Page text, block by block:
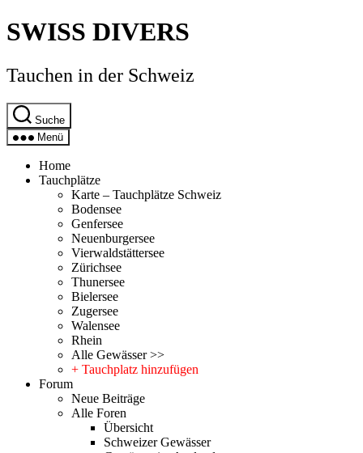
Direkt
zum
wechseln
SWISS DIVERS
Tauchen in der Schweiz
Suche
Menü
Home
Tauchplätze
Karte – Tauchplätze Schweiz
Bodensee
Genfersee
Neuenburgersee
Vierwaldstättersee
Zürichsee
Thunersee
Bielersee
Zugersee
Walensee
Rhein
Alle Gewässer >>
+ Tauchplatz hinzufügen
Forum
Neue Beiträge
Alle Foren
Übersicht
Schweizer Gewässer